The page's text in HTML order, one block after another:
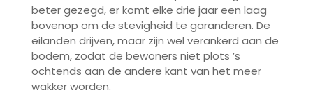
beter gezegd, er komt elke drie jaar een laag
bovenop om de stevigheid te garanderen. De
eilanden drijven, maar zijn wel verankerd aan de
bodem, zodat de bewoners niet plots ’s
ochtends aan de andere kant van het meer
wakker worden.